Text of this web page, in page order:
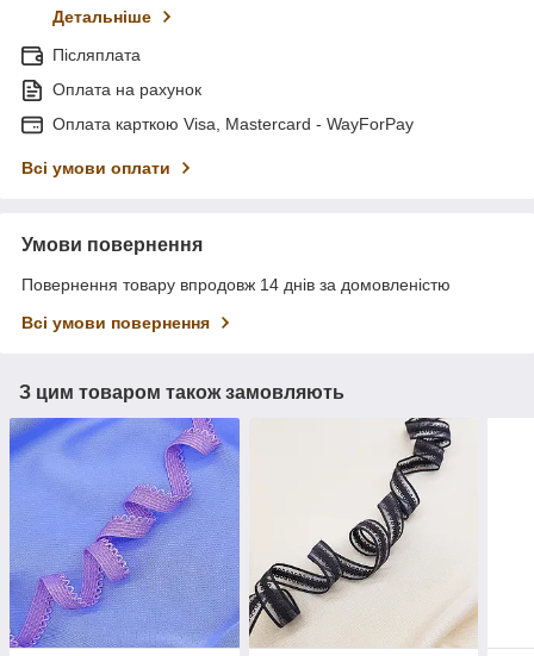
Детальніше
Післяплата
Оплата на рахунок
Оплата карткою Visa, Mastercard - WayForPay
Всі умови оплати
Умови повернення
Повернення товару впродовж 14 днів за домовленістю
Всі умови повернення
З цим товаром також замовляють